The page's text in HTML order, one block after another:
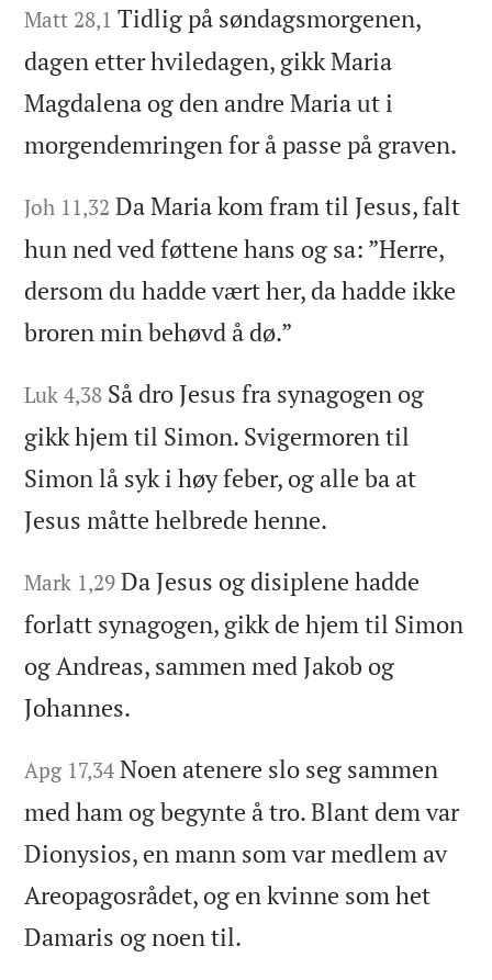
Matt 28,1 Tidlig på søndagsmorgenen,
dagen etter hviledagen, gikk Maria
Magdalena og den andre Maria ut i
morgendemringen for å passe på graven.
Joh 11,32 Da Maria kom fram til Jesus, falt
hun ned ved føttene hans og sa: ”Herre,
dersom du hadde vært her, da hadde ikke
broren min behøvd å dø.”
Luk 4,38 Så dro Jesus fra synagogen og
gikk hjem til Simon. Svigermoren til
Simon lå syk i høy feber, og alle ba at
Jesus måtte helbrede henne.
Mark 1,29 Da Jesus og disiplene hadde
forlatt synagogen, gikk de hjem til Simon
og Andreas, sammen med Jakob og
Johannes.
Apg 17,34 Noen atenere slo seg sammen
med ham og begynte å tro. Blant dem var
Dionysios, en mann som var medlem av
Areopagosrådet, og en kvinne som het
Damaris og noen til.